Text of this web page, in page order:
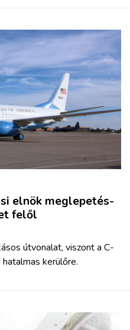
elnök meglepetés-
felől
útvonalat, viszont a C-
kerülőre.